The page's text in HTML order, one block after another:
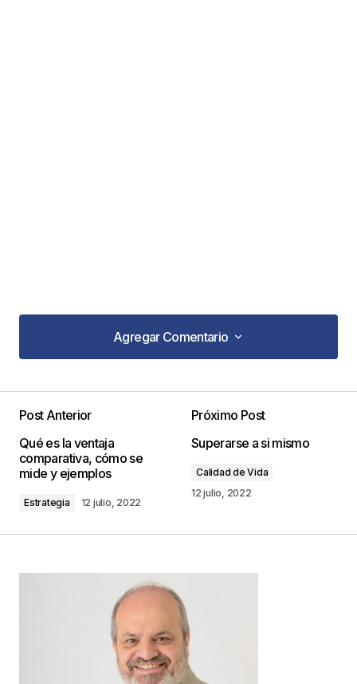
Agregar Comentario
Agregar Comentario
publicada. Los campos obligatorios están
marcados con *
Comentario*
*
Post Anterior
Qué es la ventaja
comparativa, cómo se
mide y ejemplos
Estrategia 12 julio, 2022
Próximo Post
Superarse a si mismo
Calidad de Vida
12 julio, 2022